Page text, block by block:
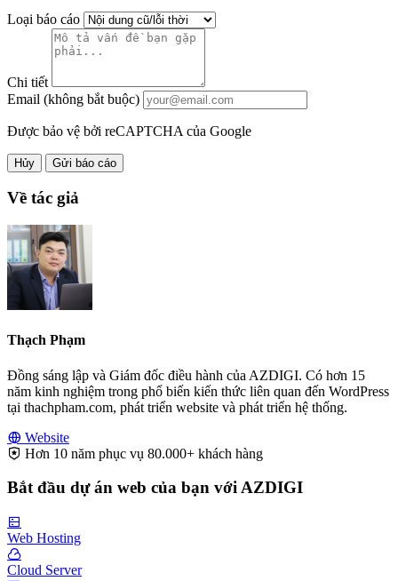
Loại báo cáo
Chi tiết
Email (không bắt buộc)
Được bảo vệ bởi reCAPTCHA của Google
Hủy Gửi báo cáo
Về tác giả
Thạch Phạm
Đồng sáng lập và Giám đốc điều hành của AZDIGI. Có hơn 15
năm kinh nghiệm trong phổ biến kiến thức liên quan đến WordPress
tại thachpham.com, phát triển website và phát triển hệ thống.
Website
Hơn 10 năm phục vụ 80.000+ khách hàng
Bắt đầu dự án web của bạn với AZDIGI
Web Hosting
Cloud Server